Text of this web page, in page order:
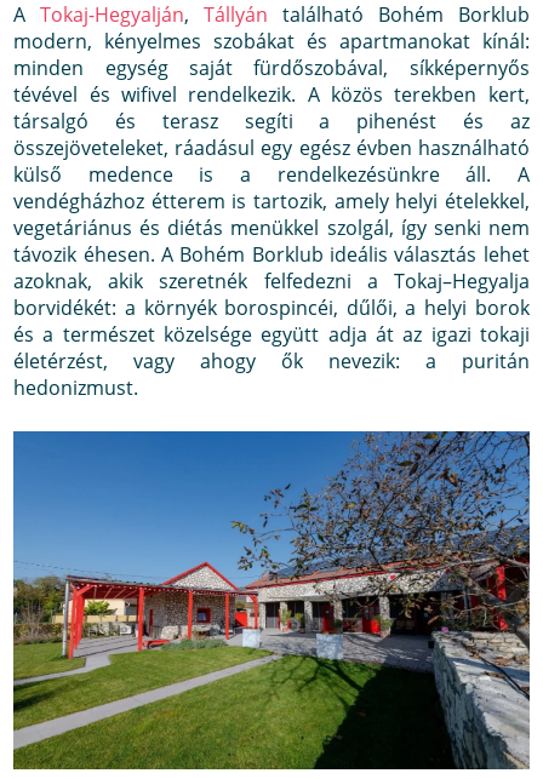
ATokaj-Hegyalján,Tállyán található Bohém Borklub
modern, kényelmes szobákat és apartmanokat kínál:
minden egység saját fürdőszobával, síkképernyős
tévével és wifivel rendelkezik. A közös terekben kert,
társalgó és terasz segíti a pihenést és az
összejöveteleket, ráadásul egy egész évben használható
külső medence is a rendelkezésünkre áll. A
vendégházhoz étterem is tartozik, amely helyi ételekkel,
vegetáriánus és diétás menükkel szolgál, így senki nem
távozik éhesen. A Bohém Borklub ideális választás lehet
azoknak, akik szeretnék felfedezni a Tokaj–Hegyalja
borvidékét: a környék borospincéi, dűlői, a helyi borok
és a természet közelsége együtt adja át az igazi tokaji
életérzést, vagy ahogy ők nevezik: a puritán
hedonizmust.